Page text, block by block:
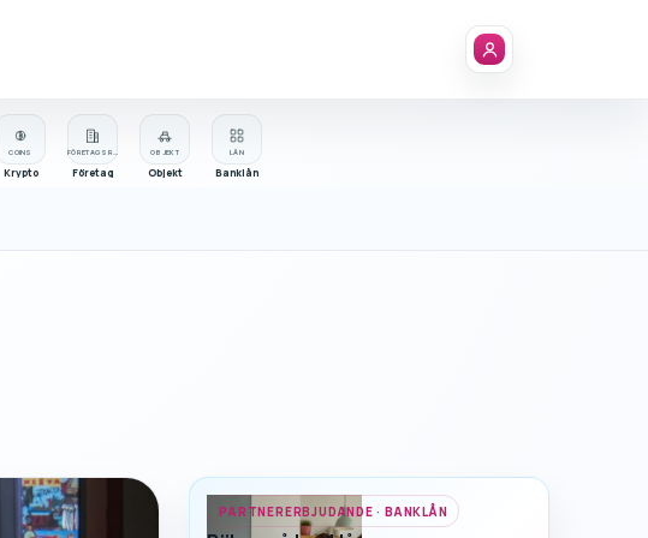
OBJEKT
Objekt
Företag
LÅN
Banklån
COINS
Krypto
PARTNERERBJUDANDE · BANKLÅN